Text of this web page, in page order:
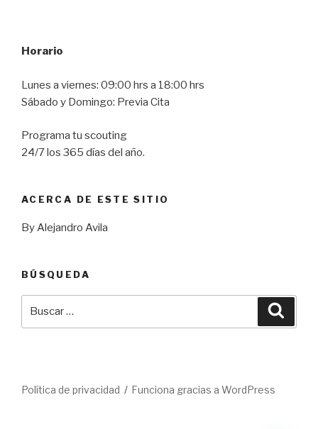
Horario
Lunes a viernes: 09:00 hrs a 18:00 hrs
Sábado y Domingo: Previa Cita
Programa tu scouting
24/7 los 365 días del año.
ACERCA DE ESTE SITIO
By Alejandro Avila
BÚSQUEDA
Política de privacidad Funciona gracias a WordPress